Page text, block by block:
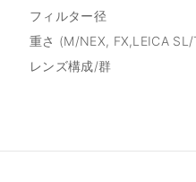
フィルター径
重さ (M/NEX, FX,LEICA
レンズ構成/群